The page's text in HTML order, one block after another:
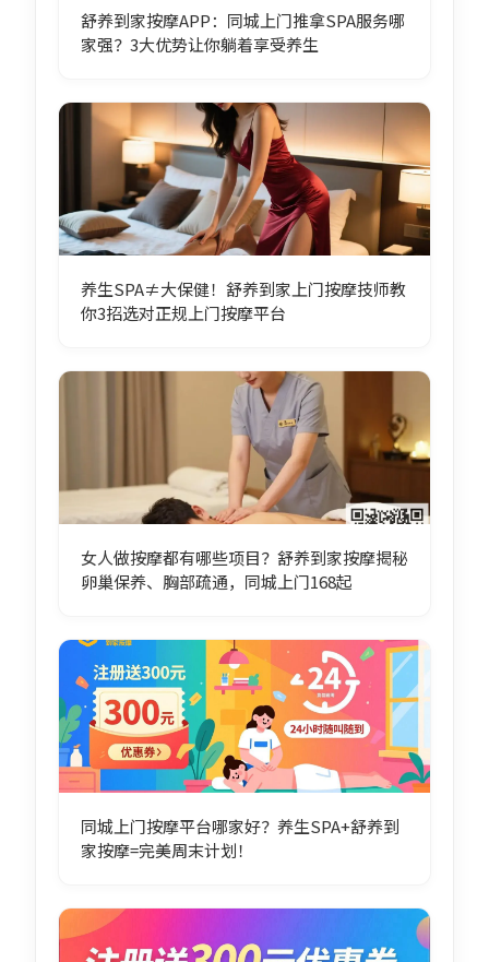
舒养到家按摩APP：同城上门推拿SPA服务哪
家强？3大优势让你躺着享受养生
养生SPA≠大保健！舒养到家上门按摩技师教
你3招选对正规上门按摩平台
女人做按摩都有哪些项目？舒养到家按摩揭秘
卵巢保养、胸部疏通，同城上门168起
同城上门按摩平台哪家好？养生SPA+舒养到
家按摩=完美周末计划！